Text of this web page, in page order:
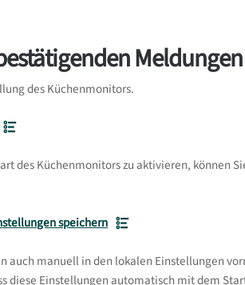
des Küchenmonitors.
des Küchenmonitors zu aktivieren, können
speichern
auch manuell in den lokalen Einstellungen
diese Einstellungen automatisch mit dem